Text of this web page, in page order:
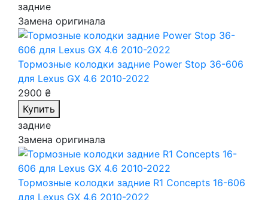
задние
Замена оригинала
Тормозные колодки задние Power Stop 36-606
для Lexus GX 4.6 2010-2022
2900 ₴
Купить
задние
Замена оригинала
Тормозные колодки задние R1 Concepts 16-606
для Lexus GX 4.6 2010-2022